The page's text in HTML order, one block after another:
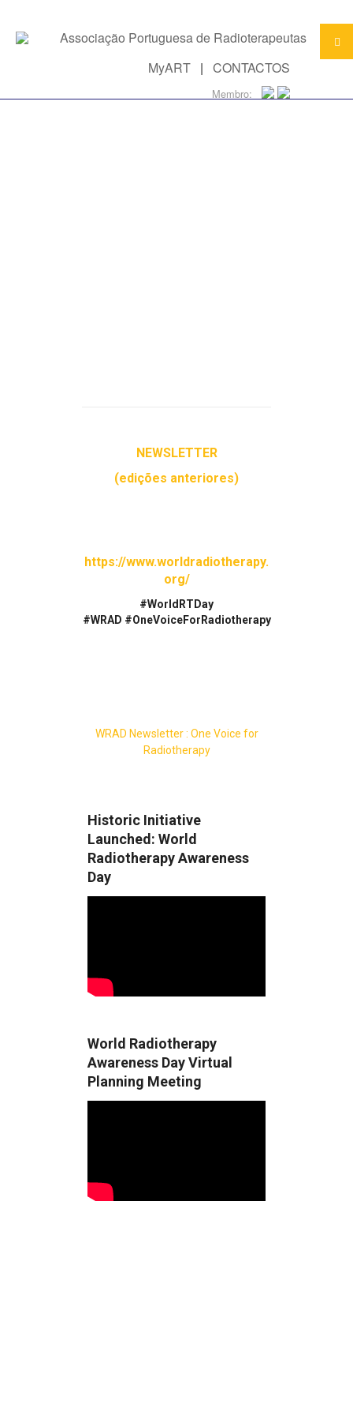
MyART | CONTACTOS
Membro:
NEWSLETTER
(edições anteriores)
https://www.worldradiotherapy.
org/
#WorldRTDay
#WRAD #OneVoiceForRadiotherapy
WRAD Newsletter : One Voice for
Radiotherapy
Historic Initiative
Launched: World
Radiotherapy Awareness
Day
World Radiotherapy
Awareness Day Virtual
Planning Meeting